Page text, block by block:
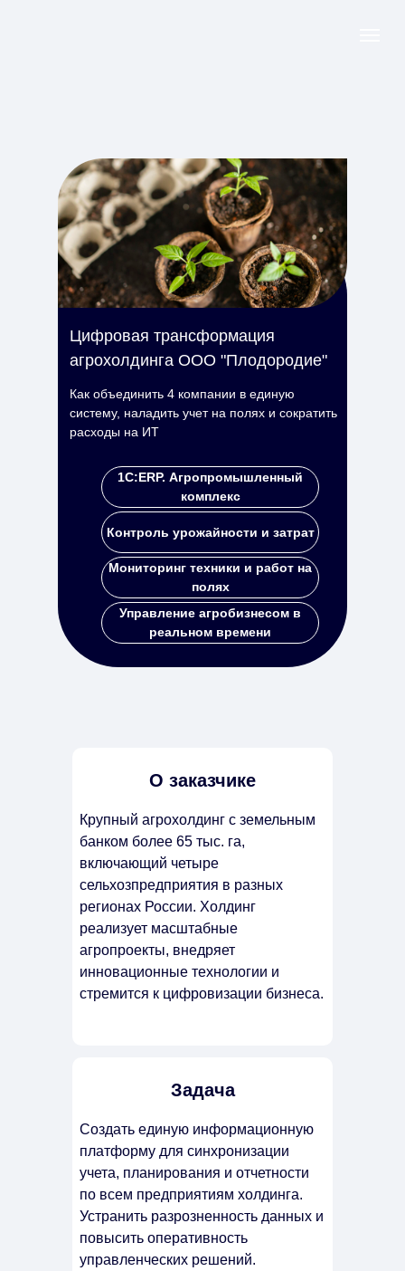
Контроль урожайности и затрат
Управление агробизнесом в
реальном времени
Цифровая трансформация
агрохолдинга ООО "Плодородие"
Мониторинг техники и работ на
полях
Как объединить 4 компании в единую
систему, наладить учет на полях и сократить
расходы на ИТ
1C:ERP. Агропромышленный
комплекс
О заказчике
Крупный агрохолдинг с земельным
банком более 65 тыс. га,
включающий четыре
сельхозпредприятия в разных
регионах России. Холдинг
реализует масштабные
агропроекты, внедряет
инновационные технологии и
стремится к цифровизации бизнеса.
Задача
Создать единую информационную
платформу для синхронизации
учета, планирования и отчетности
по всем предприятиям холдинга.
Устранить разрозненность данных и
повысить оперативность
управленческих решений.